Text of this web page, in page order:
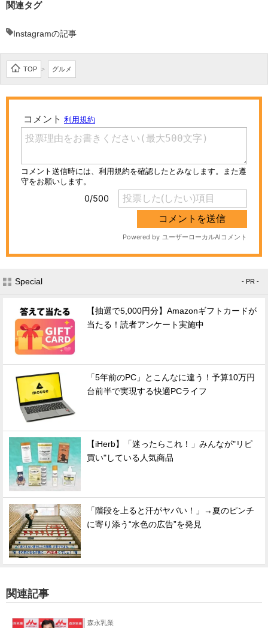
関連タグ
Instagramの記事
TOP > グルメ
Special - PR -
【抽選で5,000円分】Amazonギフトカードが
当たる！読者アンケート実施中
「5年前のPC」とこんなに違う！予算10万円
台前半で実現する快適PCライフ
【iHerb】「迷ったらこれ！」みんなが"リピ
買い"している人気商品
「階段を上ると汗がヤバい！」→夏のピンチ
に寄り添う“水色の広告”を発見
関連記事
森永乳業